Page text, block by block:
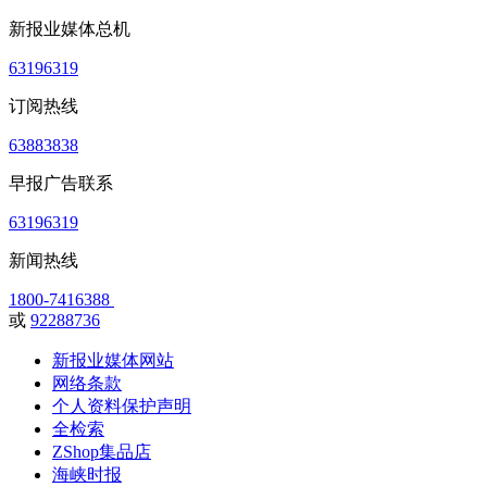
新报业媒体总机
63196319
订阅热线
63883838
早报广告联系
63196319
新闻热线
1800-7416388
或 92288736
新报业媒体网站
网络条款
个人资料保护声明
全检索
ZShop集品店
海峡时报